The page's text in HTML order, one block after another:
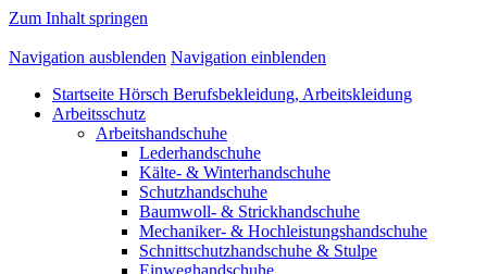
Zum Inhalt springen
Navigation ausblenden Navigation einblenden
Startseite Hörsch Berufsbekleidung, Arbeitskleidung
Arbeitsschutz
Arbeitshandschuhe
Lederhandschuhe
Kälte- & Winterhandschuhe
Schutzhandschuhe
Baumwoll- & Strickhandschuhe
Mechaniker- & Hochleistungshandschuhe
Schnittschutzhandschuhe & Stulpe
Einweghandschuhe